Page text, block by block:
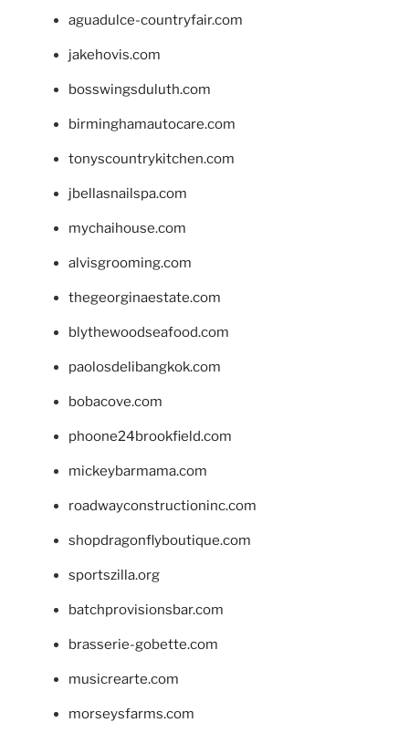
aguadulce-countryfair.com
jakehovis.com
bosswingsduluth.com
birminghamautocare.com
tonyscountrykitchen.com
jbellasnailspa.com
mychaihouse.com
alvisgrooming.com
thegeorginaestate.com
blythewoodseafood.com
paolosdelibangkok.com
bobacove.com
phoone24brookfield.com
mickeybarmama.com
roadwayconstructioninc.com
shopdragonflyboutique.com
sportszilla.org
batchprovisionsbar.com
brasserie-gobette.com
musicrearte.com
morseysfarms.com